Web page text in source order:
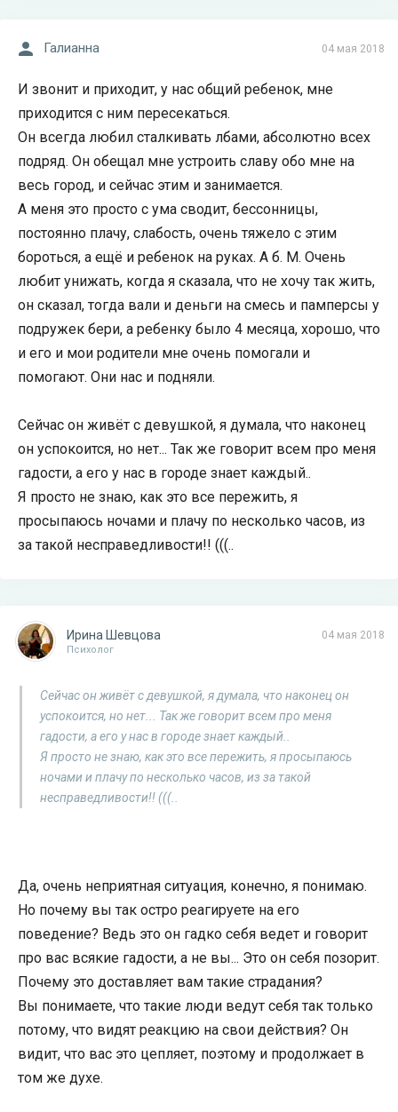
04 мая 2018
Галианна
И звонит и приходит, у нас общий ребенок, мне
приходится с ним пересекаться.
Он всегда любил сталкивать лбами, абсолютно всех
подряд. Он обещал мне устроить славу обо мне на
весь город, и сейчас этим и занимается.
А меня это просто с ума сводит, бессонницы,
постоянно плачу, слабость, очень тяжело с этим
бороться, а ещё и ребенок на руках. А б. М. Очень
любит унижать, когда я сказала, что не хочу так жить,
он сказал, тогда вали и деньги на смесь и памперсы у
подружек бери, а ребенку было 4 месяца, хорошо, что
и его и мои родители мне очень помогали и
помогают. Они нас и подняли.
Сейчас он живёт с девушкой, я думала, что наконец
он успокоится, но нет... Так же говорит всем про меня
гадости, а его у нас в городе знает каждый..
Я просто не знаю, как это все пережить, я
просыпаюсь ночами и плачу по несколько часов, из
за такой несправедливости!! (((..
04 мая 2018
Ирина Шевцова
Психолог
Сейчас он живёт с девушкой, я думала, что наконец он
успокоится, но нет... Так же говорит всем про меня
гадости, а его у нас в городе знает каждый..
Я просто не знаю, как это все пережить, я просыпаюсь
ночами и плачу по несколько часов, из за такой
несправедливости!! (((..
Да, очень неприятная ситуация, конечно, я понимаю.
Но почему вы так остро реагируете на его
поведение? Ведь это он гадко себя ведет и говорит
про вас всякие гадости, а не вы... Это он себя позорит.
Почему это доставляет вам такие страдания?
Вы понимаете, что такие люди ведут себя так только
потому, что видят реакцию на свои действия? Он
видит, что вас это цепляет, поэтому и продолжает в
том же духе.